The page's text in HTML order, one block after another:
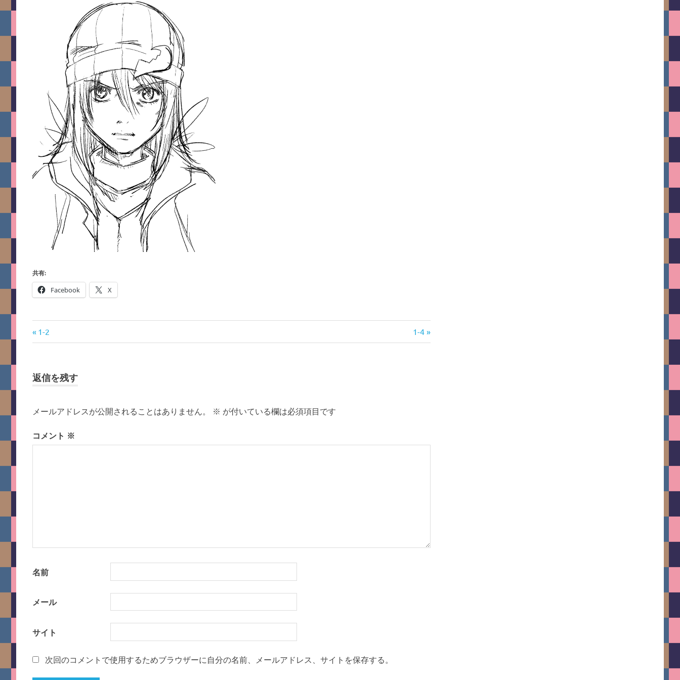
共有:
Facebook X
投
ナ
ゲ
ー
前
の
1-2
次
の
1-4
返信を残す
メールアドレスが公開されることはありません。 ※ が付いている欄は必須項目です
コメント ※
名前
メール
サイト
次回のコメントで使用するためブラウザーに自分の名前、メールアドレス、サイトを保存する。